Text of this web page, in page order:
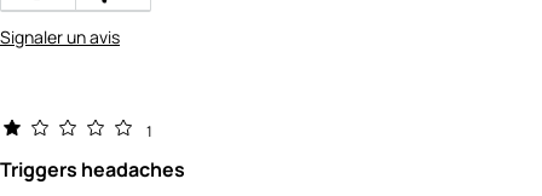
Signaler un avis
1
Triggers headaches